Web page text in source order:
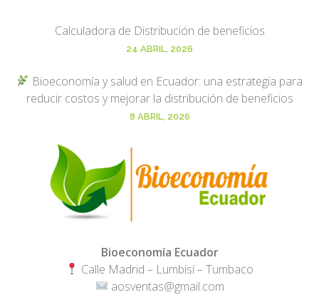
Calculadora de Distribución de beneficios
24 ABRIL, 2026
Bioeconomía y salud en Ecuador: una estrategia para
reducir costos y mejorar la distribución de beneficios
8 ABRIL, 2026
Bioeconomía Ecuador
Calle Madrid – Lumbisí – Tumbaco
aosventas@gmail.com